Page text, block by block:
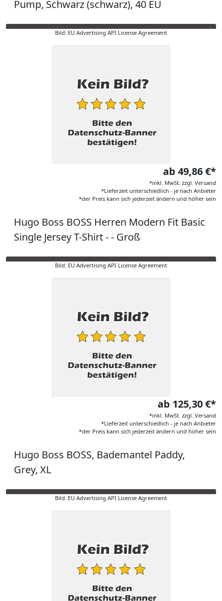
Pump, Schwarz (schwarz), 40 EU
Bild: EU Advertising API License Agreement
ab 49,86 €*
*inkl. MwSt. zzgl. Versand
*Lieferzeit unterschiedlich - je nach Anbieter
*der Preis kann sich jederzeit ändern und höher sein
Hugo Boss BOSS Herren Modern Fit Basic
Single Jersey T-Shirt - - Groß
Bild: EU Advertising API License Agreement
ab 125,30 €*
*inkl. MwSt. zzgl. Versand
*Lieferzeit unterschiedlich - je nach Anbieter
*der Preis kann sich jederzeit ändern und höher sein
Hugo Boss BOSS, Bademantel Paddy,
Grey, XL
Bild: EU Advertising API License Agreement